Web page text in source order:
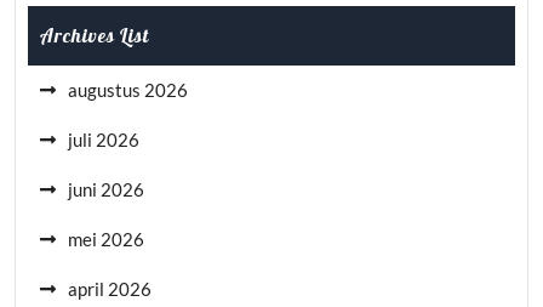
Archives List
augustus 2026
juli 2026
juni 2026
mei 2026
april 2026